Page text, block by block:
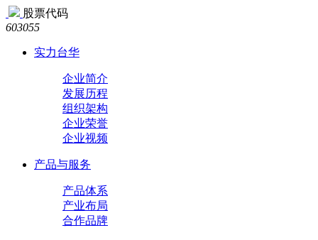
股票代码
603055
实力台华
企业简介
发展历程
组织架构
企业荣誉
企业视频
产品与服务
产品体系
产业布局
合作品牌